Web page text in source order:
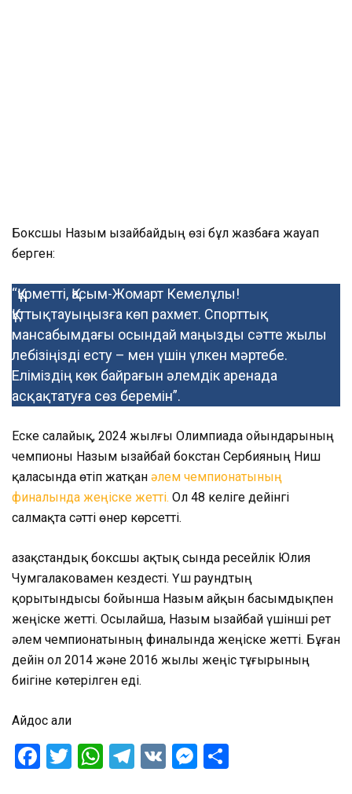
Боксшы Назым Қызайбайдың өзі бұл жазбаға жауап
берген:
“Құрметті, Қасым-Жомарт Кемелұлы!
Құттықтауыңызға көп рахмет. Спорттық
мансабымдағы осындай маңызды сәтте жылы
лебізіңізді есту – мен үшін үлкен мәртебе.
Еліміздің көк байрағын әлемдік аренада
асқақтатуға сөз беремін”.
Еске салайық, 2024 жылғы Олимпиада ойындарының
чемпионы Назым Қызайбай бокстан Сербияның Ниш
қаласында өтіп жатқан әлем чемпионатының
финалында жеңіске жетті. Ол 48 келіге дейінгі
салмақта сәтті өнер көрсетті.
Қазақстандық боксшы ақтық сында ресейлік Юлия
Чумгалаковамен кездесті. Үш раундтың
қорытындысы бойынша Назым айқын басымдықпен
жеңіске жетті. Осылайша, Назым Қызайбай үшінші рет
әлем чемпионатының финалында жеңіске жетті. Бұған
дейін ол 2014 және 2016 жылы жеңіс тұғырының
биігіне көтерілген еді.
Айдос Қали
Facebook
Twitter
WhatsApp
Telegram
VK Messenger